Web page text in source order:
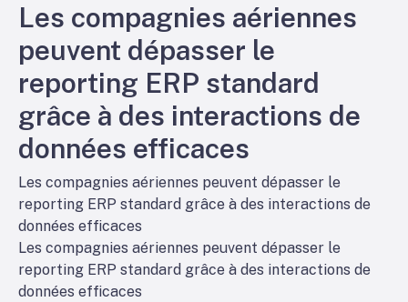
Les compagnies aériennes
peuvent dépasser le
reporting ERP standard
grâce à des interactions de
données efficaces
Les compagnies aériennes peuvent dépasser le
reporting ERP standard grâce à des interactions de
données efficaces
Les compagnies aériennes peuvent dépasser le
reporting ERP standard grâce à des interactions de
données efficaces